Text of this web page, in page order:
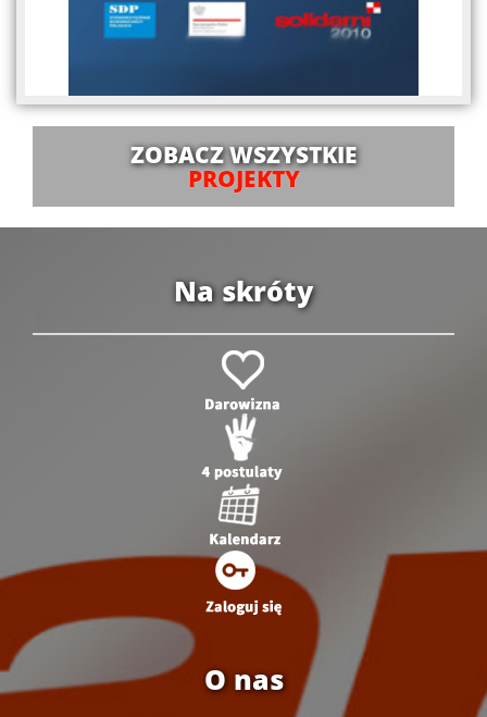
ZOBACZ WSZYSTKIE
PROJEKTY
Na skróty
O nas